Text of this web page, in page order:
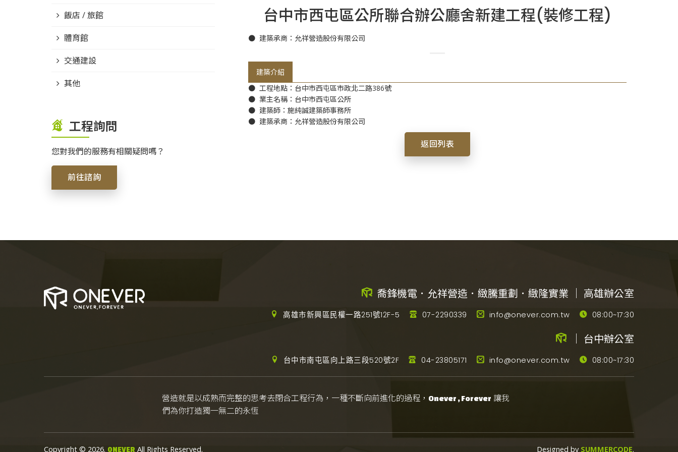
台中市西屯區公所聯合辦公廳舍新建工程(裝修工程)
● 建築承商：允祥營造股份有限公司
建築介紹
● 工程地點：台中市西屯區市政北二路386號
● 業主名稱：台中市西屯區公所
● 建築師：施純誠建築師事務所
● 建築承商：允祥營造股份有限公司
返回列表
飯店 / 旅館
體育館
交通建設
其他
工程詢問
您對我們的服務有相關疑問嗎？
前往諮詢
喬鋒機電．允祥營造．緻騰重劃．緻隆實業 ｜ 高雄辦公室
高雄市新興區民權一路251號12F-5 07-2290339 info@onever.com.tw 08:00~17:30
｜ 台中辦公室
台中市南屯區向上路三段520號2F 04-23805171 info@onever.com.tw 08:00~17:30
營造就是以成熟而完整的思考去閉合工程行為，一種不斷向前進化的過程， Onever , Forever 讓我
們為你打造獨一無二的永恆
Copyright © 2026. ONEVER All Rights Reserved. Designed by SUMMERCODE.